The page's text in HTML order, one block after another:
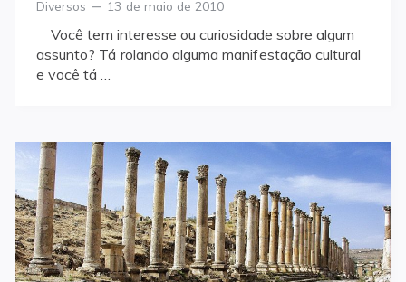
Categories
Diversos
Posted
13 de maio de 2010
Você tem interesse ou curiosidade sobre algum
assunto? Tá rolando alguma manifestação cultural
e você tá …